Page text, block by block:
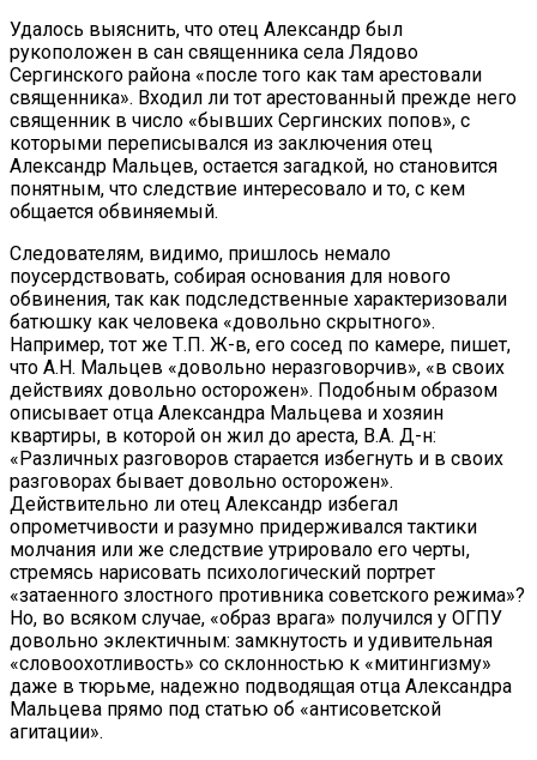
Удалось выяснить, что отец Александр был
рукоположен в сан священника села Лядово
Сергинского района «после того как там арестовали
священника». Входил ли тот арестованный прежде него
священник в число «бывших Сергинских попов», с
которыми переписывался из заключения отец
Александр Мальцев, остается загадкой, но становится
понятным, что следствие интересовало и то, с кем
общается обвиняемый.
Следователям, видимо, пришлось немало
поусердствовать, собирая основания для нового
обвинения, так как подследственные характеризовали
батюшку как человека «довольно скрытного».
Например, тот же Т.П. Ж-в, его сосед по камере, пишет,
что А.Н. Мальцев «довольно неразговорчив», «в своих
действиях довольно осторожен». Подобным образом
описывает отца Александра Мальцева и хозяин
квартиры, в которой он жил до ареста, В.А. Д-н:
«Различных разговоров старается избегнуть и в своих
разговорах бывает довольно осторожен».
Действительно ли отец Александр избегал
опрометчивости и разумно придерживался тактики
молчания или же следствие утрировало его черты,
стремясь нарисовать психологический портрет
«затаенного злостного противника советского режима»?
Но, во всяком случае, «образ врага» получился у ОГПУ
довольно эклектичным: замкнутость и удивительная
«словоохотливость» со склонностью к «митингизму»
даже в тюрьме, надежно подводящая отца Александра
Мальцева прямо под статью об «антисоветской
агитации».